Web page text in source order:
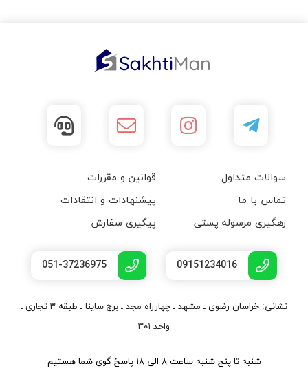
سوالات متداول
قوانین و مقررات
تماس با ما
پیشنهادات و انتقادات
رهگیری مرسوله پستی
پیگیری سفارش
09151234016
051-37236975
نشانی: خراسان رضوی ـ مشهد ـ چهارراه مجد ـ برج ساینا ـ طبقه ۳ تجاری ـ
واحد ۳۰۱
شنبه تا پنج شنبه ساعت ۸ الی ۱۸ پاسخ گوی شما هستیم